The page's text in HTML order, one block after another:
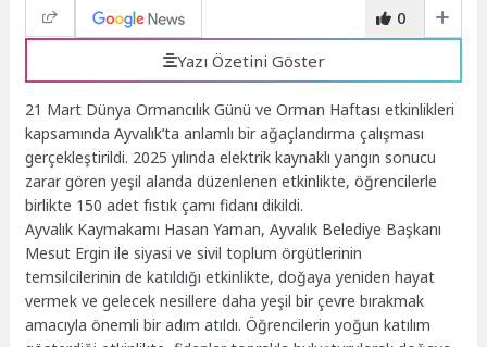
0
Yazı Özetini Göster
21 Mart Dünya Ormancılık Günü ve Orman Haftası etkinlikleri
kapsamında Ayvalık’ta anlamlı bir ağaçlandırma çalışması
gerçekleştirildi. 2025 yılında elektrik kaynaklı yangın sonucu
zarar gören yeşil alanda düzenlenen etkinlikte, öğrencilerle
birlikte 150 adet fıstık çamı fidanı dikildi.
Ayvalık Kaymakamı Hasan Yaman, Ayvalık Belediye Başkanı
Mesut Ergin ile siyasi ve sivil toplum örgütlerinin
temsilcilerinin de katıldığı etkinlikte, doğaya yeniden hayat
vermek ve gelecek nesillere daha yeşil bir çevre bırakmak
amacıyla önemli bir adım atıldı. Öğrencilerin yoğun katılım